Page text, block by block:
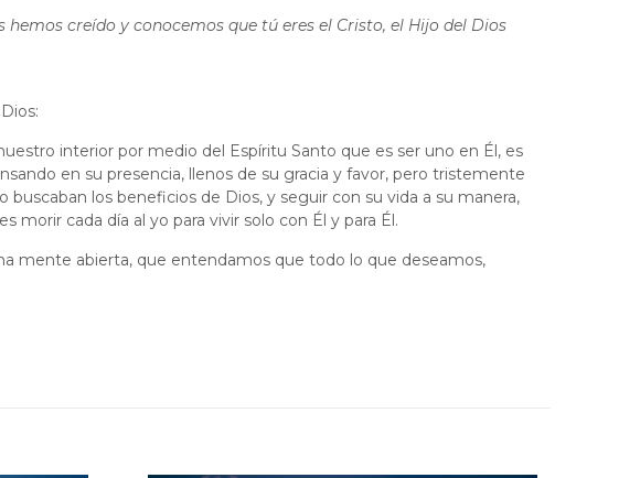
creído y conocemos que tú eres el Cristo, el Hijo del Dios
interior por medio del Espíritu Santo que es ser uno en Él, es
en su presencia, llenos de su gracia y favor, pero tristemente
los beneficios de Dios, y seguir con su vida a su manera,
morir cada día al yo para vivir solo con Él y para Él.
mente abierta, que entendamos que todo lo que deseamos,